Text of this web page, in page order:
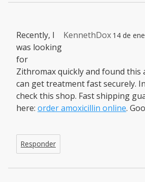
KennethDox 14 de
Recently, I
was looking
for
Zithromax quickly and found this
can get treatment fast securely.
check this shop. Fast shipping
here: order amoxicillin online.
Responder